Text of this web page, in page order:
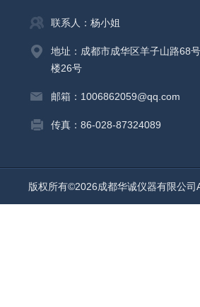
联系人：杨小姐
地址：成都市成华区羊子山路68
楼26号
邮箱：1006862059@qq.com
传真：86-028-87324089
版权所有©2026成都华诚仪器有限公